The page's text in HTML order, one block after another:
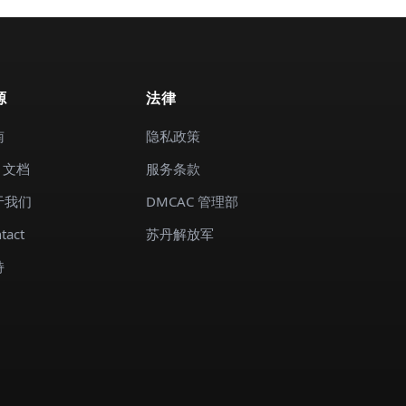
档
我们
法律
隐私政策
服务条款
DMCAC 管理部
苏丹解放军